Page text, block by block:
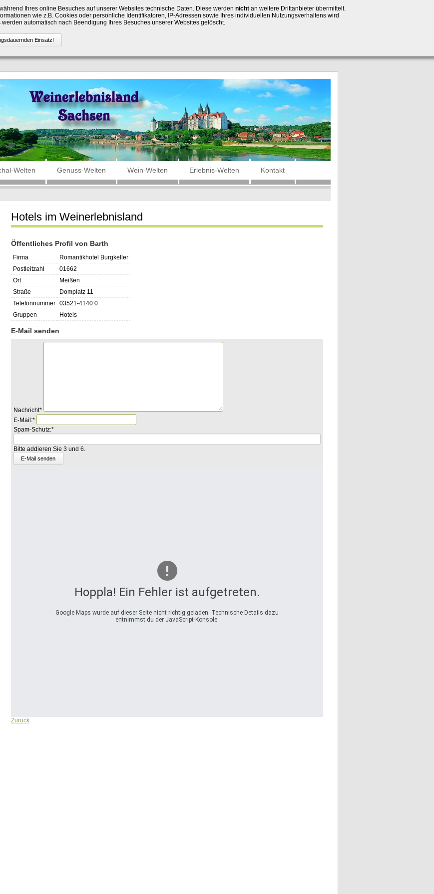
Ihres online Besuches auf unserer Websites technische Daten. Diese werden nicht an weitere Drittanbieter übermittelt.
wie z.B. Cookies oder persönliche Identifikatoren, IP-Adressen sowie Ihres individuellen Nutzungsverhaltens wird
automatisch nach Beendigung Ihres Besuches unserer Websites gelöscht.
Welten Genuss-Welten Wein-Welten Erlebnis-Welten Kontakt
Hotels im Weinerlebnisland
Öffentliches Profil von Barth
Firma
Romantikhotel Burgkeller
Postleitzahl
01662
Ort
Meißen
Straße
Domplatz 11
Telefonnummer 03521-4140 0
Gruppen
Hotels
E-Mail senden
Nachricht*
Pflichtfeld
E-Mail:*
Pflichtfeld
Spam-Schutz:*Bitte
addieren
Sie
1
und
2.
Bitte addieren Sie 3 und 6.
Hoppla! Ein Fehler ist aufgetreten.
Google Maps wurde auf dieser Seite nicht richtig geladen. Technische Details dazu
entnimmst du der JavaScript-Konsole.
Zurück